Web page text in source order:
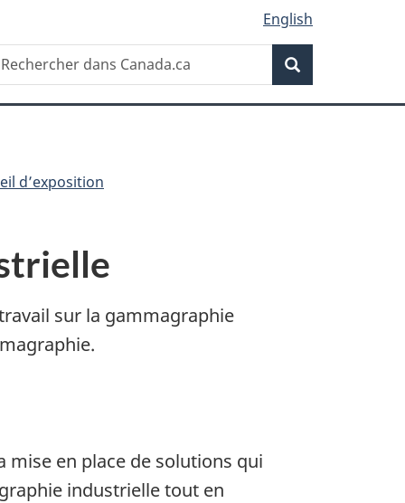
English
Recherche
d’exposition
sur la gammagraphie
mise en place de solutions qui
industrielle tout en